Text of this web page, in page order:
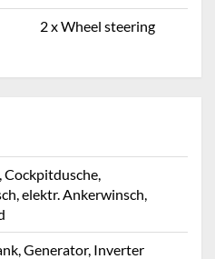
2 x Wheel steering
Cockpitdusche,
elektr. Ankerwinsch,
Generator, Inverter